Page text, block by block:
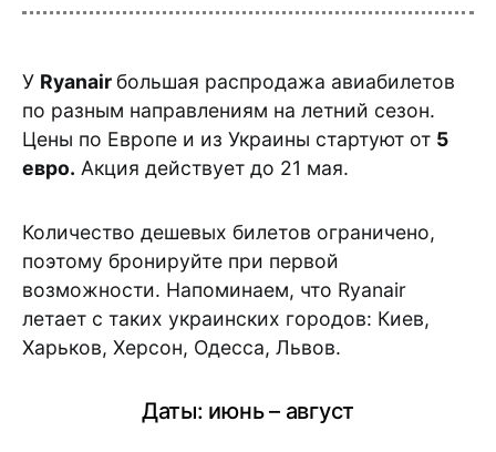
У Ryanairбольшая распродажа авиабилетов
по разным направлениям на летний сезон.
Цены по Европе и из Украины стартуют от 5
евро. Акция действует до 21 мая.
Количество дешевых билетов ограничено,
поэтому бронируйте при первой
возможности. Напоминаем, что Ryanair
летает с таких украинских городов: Киев,
Харьков, Херсон, Одесса, Львов.
Даты: июнь – август